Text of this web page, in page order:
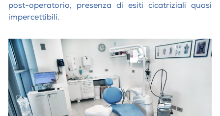
post-operatorio, presenza di esiti cicatriziali quasi
impercettibili.